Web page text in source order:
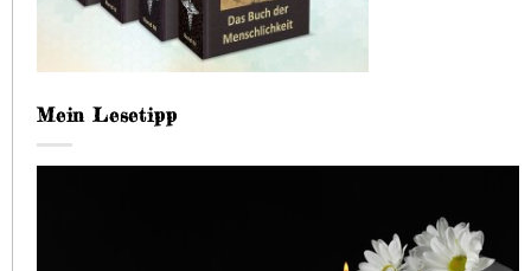
Mein Lesetipp